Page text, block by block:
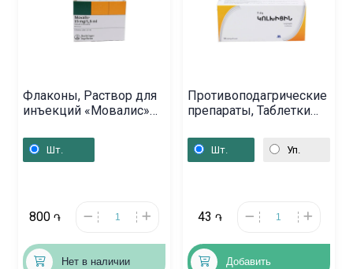
Флаконы, Раствор для
инъекций «Мовалис»
Шт.
800 ֏
Нет в наличии
Противоподагрические
препараты, Таблетки
Հայաստան
Шт. Уп.
43 ֏
Добавить